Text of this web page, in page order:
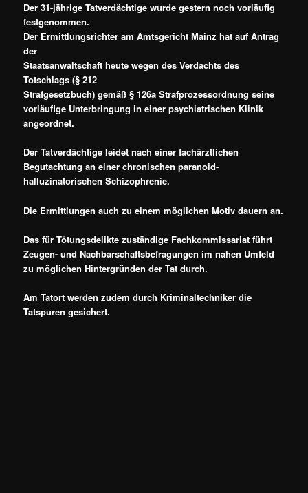
Der 31-jährige Tatverdächtige wurde gestern noch vorläufig
festgenommen.
Der Ermittlungsrichter am Amtsgericht Mainz hat auf Antrag
der
Staatsanwaltschaft heute wegen des Verdachts des
Totschlags (§ 212
Strafgesetzbuch) gemäß § 126a Strafprozessordnung seine
vorläufige Unterbringung in einer psychiatrischen Klinik
angeordnet.
Der Tatverdächtige leidet nach einerfachärztlichen
Begutachtung an einer chronischen paranoid-
halluzinatorischenSchizophrenie.
Die Ermittlungen auch zu einem möglichen Motiv dauern an.
Das für Tötungsdelikte zuständige Fachkommissariat führt
Zeugen- und Nachbarschaftsbefragungen im nahen Umfeld
zu möglichen Hintergründen der Tat durch.
Am Tatort werden zudem durch Kriminaltechniker die
Tatspuren gesichert.